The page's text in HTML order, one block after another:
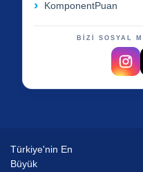
KomponentPuan
BİZİ SOSYAL
Türkiye'nin En
Büyük